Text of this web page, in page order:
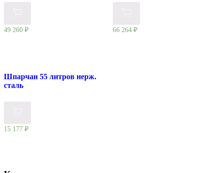
49 260 ₽ 66 264 ₽
Шпарчан 55 литров нерж.
сталь
15 177 ₽